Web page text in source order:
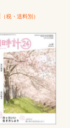
（税・送料別）